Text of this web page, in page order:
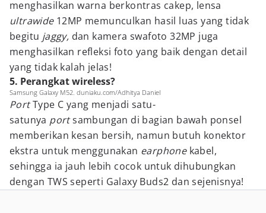
menghasilkan warna berkontras cakep, lensa
ultrawide12MP memunculkan hasil luas yang tidak
begitu jaggy, dan kamera swafoto 32MP juga
menghasilkan refleksi foto yang baik dengan detail
yang tidak kalah jelas!
5. Perangkat wireless?
Samsung Galaxy M52. duniaku.com/Adhitya Daniel
PortType C yang menjadi satu-
satunya portsambungan di bagian bawah ponsel
memberikan kesan bersih, namun butuh konektor
ekstra untuk menggunakan earphone kabel,
sehingga ia jauh lebih cocok untuk dihubungkan
dengan TWS seperti Galaxy Buds2 dan sejenisnya!